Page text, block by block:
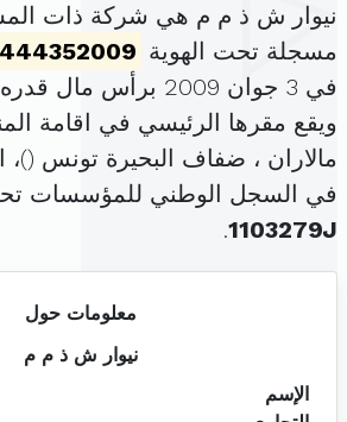
نيوار ش ذ م م هي شركة ذات
مسجلة تحت الهوية
في 3 جوان 2009 برأس مال قدره
ويقع مقرها الرئيسي في اقامة
مالاران ، ضفاف البحيرة تونس ()،
في السجل الوطني للمؤسسات
1103279J
.
معلومات حول
نيوار ش ذ م م
الإسم